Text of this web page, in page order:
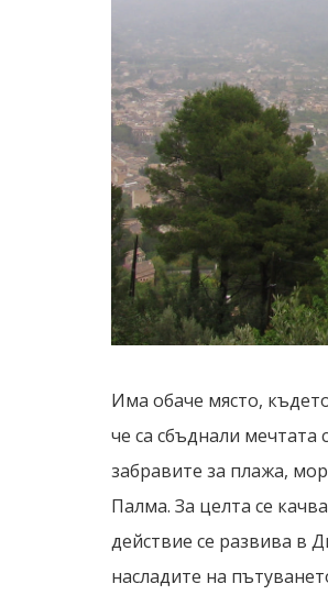
Има обаче място,
че са сбъднали
забравите за плажа,
Палма. За целта се
действие се развива в
насладите на